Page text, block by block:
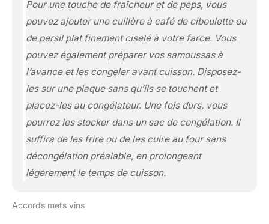
Pour une touche de fraîcheur et de peps, vous
pouvez ajouter une cuillère à café de ciboulette ou
de persil plat finement ciselé à votre farce. Vous
pouvez également préparer vos samoussas à
l’avance et les congeler avant cuisson. Disposez-
les sur une plaque sans qu’ils se touchent et
placez-les au congélateur. Une fois durs, vous
pourrez les stocker dans un sac de congélation. Il
suffira de les frire ou de les cuire au four sans
décongélation préalable, en prolongeant
légèrement le temps de cuisson.
Accords mets vins